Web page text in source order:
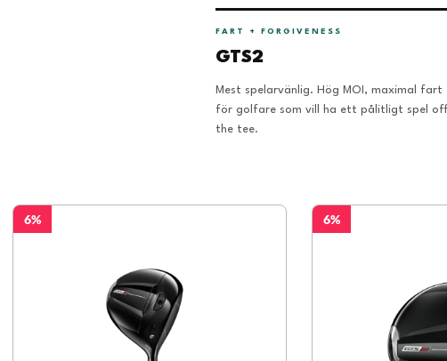
FART + FORGIVENESS
GTS2
Mest spelarvänlig. Hög MOI, maximal
för golfare som vill ha ett pålitligt spel off
the tee.
6 6